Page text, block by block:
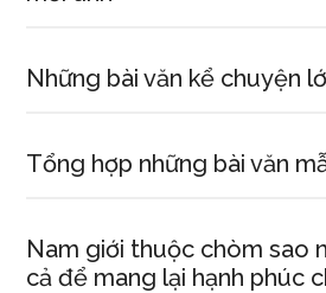
Những bài văn kể chuyện
Tổng hợp những bài văn
Nam giới thuộc chòm sao
cả để mang lại hạnh phúc